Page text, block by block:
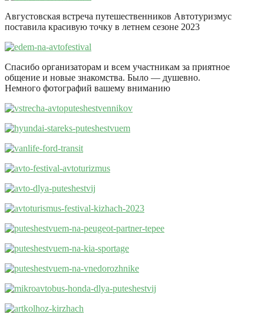
Августовская встреча путешественников Автотуризмус
поставила красивую точку в летнем сезоне 2023
Спасибо организаторам и всем участникам за приятное
общение и новые знакомства. Было — душевно.
Немного фотографий вашему вниманию